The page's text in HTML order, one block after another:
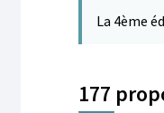
La 4ème
177